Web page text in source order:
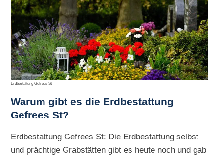
Erdbestattung Gefrees St
Warum gibt es die Erdbestattung
Gefrees St?
Erdbestattung Gefrees St: Die Erdbestattung selbst
und prächtige Grabstätten gibt es heute noch und gab